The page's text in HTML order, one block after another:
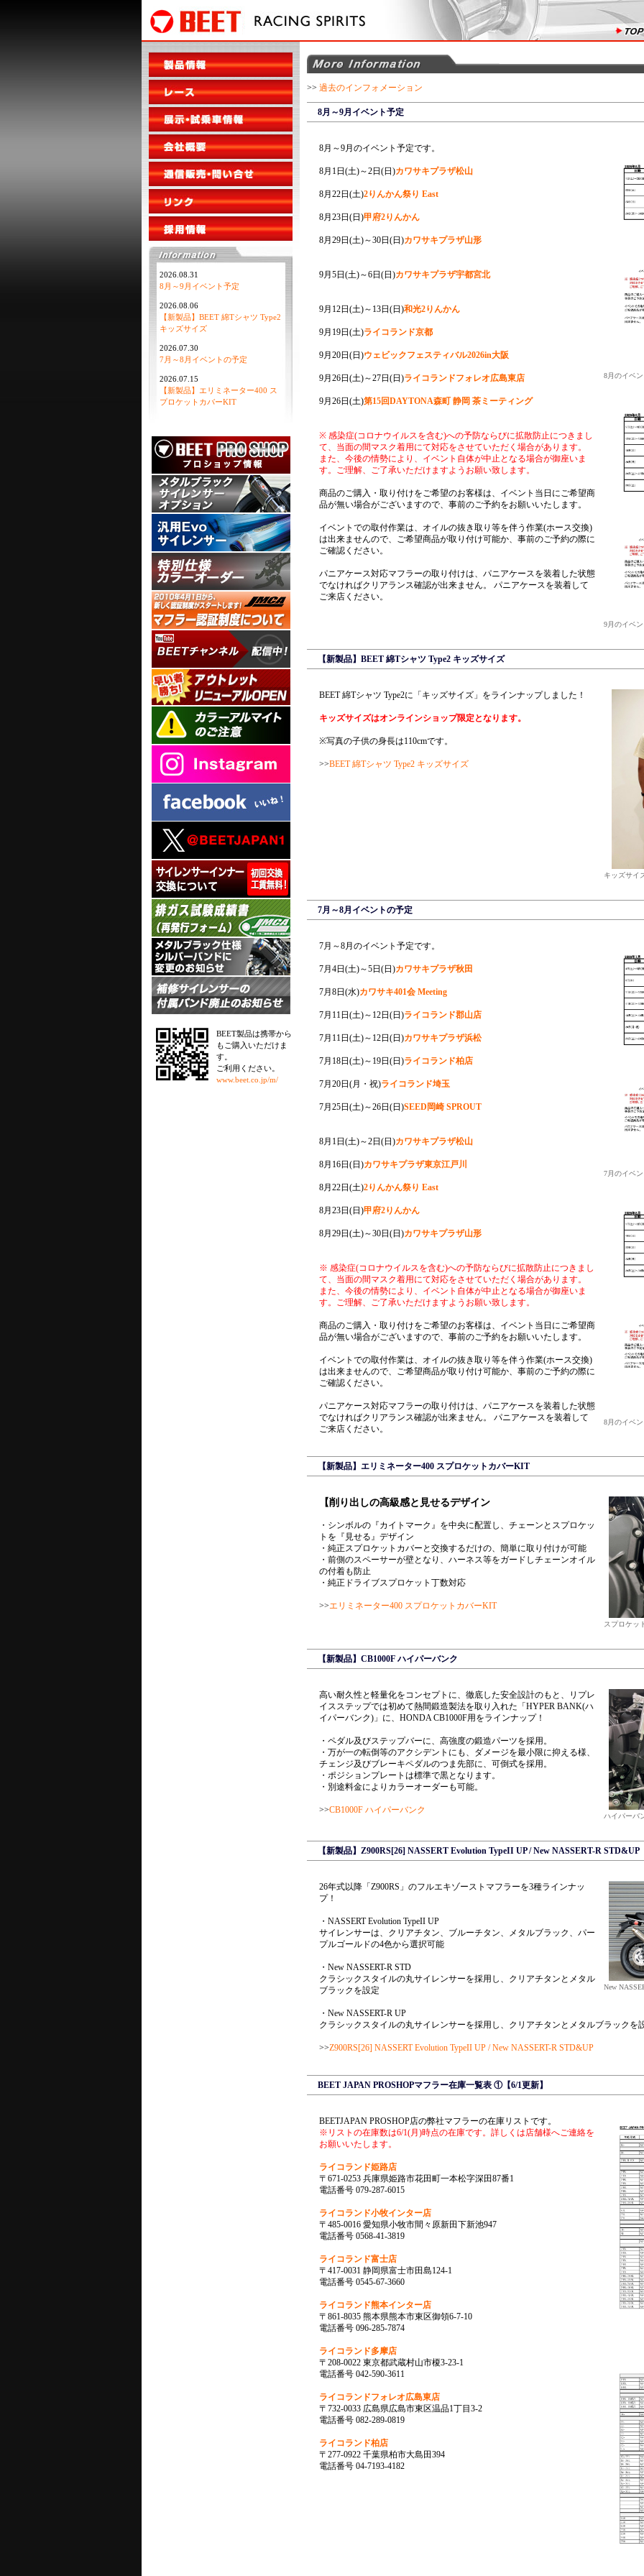
2026.08.31
8月～9月イベント予定
2026.08.06
【新製品】BEET 綿Tシャツ Type2
キッズサイズ
2026.07.30
7月～8月イベントの予定
2026.07.15
【新製品】エリミネーター400 ス
プロケットカバーKIT
BEET製品は携帯から
もご購入いただけま
す。
ご利用ください。
www.beet.co.jp/m/
>> 過去のインフォメーション
8月～9月イベント予定
8月のイベ
9月のイベ
8月～9月のイベント予定です。
8月1日(土)～2日(日)カワサキプラザ松山
8月22日(土)2りんかん祭り East
8月23日(日)甲府2りんかん
8月29日(土)～30日(日)カワサキプラザ山形
9月5日(土)～6日(日)カワサキプラザ宇都宮北
9月12日(土)～13日(日)和光2りんかん
9月19日(土)ライコランド京都
9月20日(日)ウェビックフェスティバル2026in大阪
9月26日(土)～27日(日)ライコランドフォレオ広島東店
9月26日(土)第15回DAYTONA森町 静岡 茶ミーティング
※ 感染症(コロナウイルスを含む)への予防ならびに拡散防止につきまし
て、当面の間マスク着用にて対応をさせていただく場合があります。
また、今後の情勢により、イベント自体が中止となる場合が御座いま
す。ご理解、ご了承いただけますようお願い致します。
商品のご購入・取り付けをご希望のお客様は、イベント当日にご希望商
品が無い場合がございますので、事前のご予約をお願いいたします。
イベントでの取付作業は、オイルの抜き取り等を伴う作業(ホース交換)
は出来ませんので、ご希望商品が取り付け可能か、事前のご予約の際に
ご確認ください。
パニアケース対応マフラーの取り付けは、パニアケースを装着した状態
でなければクリアランス確認が出来ません。 パニアケースを装着して
ご来店ください。
【新製品】BEET 綿Tシャツ Type2 キッズサイズ
キッズサイ
BEET 綿Tシャツ Type2に「キッズサイズ」をラインナップしました！
キッズサイズはオンラインショップ限定となります。
※写真の子供の身長は110cmです。
>>BEET 綿Tシャツ Type2 キッズサイズ
7月～8月イベントの予定
7月のイベ
8月のイベ
7月～8月のイベント予定です。
7月4日(土)～5日(日)カワサキプラザ秋田
7月8日(水)カワサキ401会 Meeting
7月11日(土)～12日(日)ライコランド郡山店
7月11日(土)～12日(日)カワサキプラザ浜松
7月18日(土)～19日(日)ライコランド柏店
7月20日(月・祝)ライコランド埼玉
7月25日(土)～26日(日)SEED岡崎 SPROUT
8月1日(土)～2日(日)カワサキプラザ松山
8月16日(日)カワサキプラザ東京江戸川
8月22日(土)2りんかん祭り East
8月23日(日)甲府2りんかん
8月29日(土)～30日(日)カワサキプラザ山形
※ 感染症(コロナウイルスを含む)への予防ならびに拡散防止につきまし
て、当面の間マスク着用にて対応をさせていただく場合があります。
また、今後の情勢により、イベント自体が中止となる場合が御座いま
す。ご理解、ご了承いただけますようお願い致します。
商品のご購入・取り付けをご希望のお客様は、イベント当日にご希望商
品が無い場合がございますので、事前のご予約をお願いいたします。
イベントでの取付作業は、オイルの抜き取り等を伴う作業(ホース交換)
は出来ませんので、ご希望商品が取り付け可能か、事前のご予約の際に
ご確認ください。
パニアケース対応マフラーの取り付けは、パニアケースを装着した状態
でなければクリアランス確認が出来ません。 パニアケースを装着して
ご来店ください。
【新製品】エリミネーター400 スプロケットカバーKIT
スプロケッ
【削り出しの高級感と見せるデザイン
・シンボルの『カイトマーク』を中央に配置し、チェーンとスプロケッ
トを『見せる』デザイン
・純正スプロケットカバーと交換するだけの、簡単に取り付けが可能
・前側のスペーサーが壁となり、ハーネス等をガードしチェーンオイル
の付着も防止
・純正ドライブスプロケット丁数対応
>>エリミネーター400 スプロケットカバーKIT
【新製品】CB1000F ハイパーバンク
ハイパーバ
高い耐久性と軽量化をコンセプトに、徹底した安全設計のもと、リプレ
イスステップでは初めて熱間鍛造製法を取り入れた「HYPER BANK(ハ
イパーバンク)」に、HONDA CB1000F用をラインナップ！
・ペダル及びステップバーに、高強度の鍛造パーツを採用。
・万が一の転倒等のアクシデントにも、ダメージを最小限に抑える様、
チェンジ及びブレーキペダルのつま先部に、可倒式を採用。
・ポジションプレートは標準で黒となります。
・別途料金によりカラーオーダーも可能。
>>CB1000F ハイパーバンク
【新製品】Z900RS[26] NASSERT Evolution TypeII UP / New NASSERT-R STD&UP
New
26年式以降「Z900RS」のフルエキゾーストマフラーを3種ラインナッ
プ！
・NASSERT Evolution TypeII UP
サイレンサーは、クリアチタン、ブルーチタン、メタルブラック、パー
プルゴールドの4色から選択可能
・New NASSERT-R STD
クラシックスタイルの丸サイレンサーを採用し、クリアチタンとメタル
ブラックを設定
・New NASSERT-R UP
クラシックスタイルの丸サイレンサーを採用し、クリアチタンとメタルブラックを
>>Z900RS[26] NASSERT Evolution TypeII UP / New NASSERT-R STD&UP
BEET JAPAN PROSHOPマフラー在庫一覧表 ①【6/1更新】
BEETJAPAN PROSHOP店の弊社マフラーの在庫リストです。
※リストの在庫数は6/1(月)時点の在庫です。詳しくは店舗様へご連絡を
お願いいたします。
ライコランド姫路店
〒671-0253 兵庫県姫路市花田町一本松字深田87番1
電話番号 079-287-6015
ライコランド小牧インター店
〒485-0016 愛知県小牧市間々原新田下新池947
電話番号 0568-41-3819
ライコランド富士店
〒417-0031 静岡県富士市田島124-1
電話番号 0545-67-3660
ライコランド熊本インター店
〒861-8035 熊本県熊本市東区御領6-7-10
電話番号 096-285-7874
ライコランド多摩店
〒208-0022 東京都武蔵村山市榎3-23-1
電話番号 042-590-3611
ライコランドフォレオ広島東店
〒732-0033 広島県広島市東区温品1丁目3-2
電話番号 082-289-0819
ライコランド柏店
〒277-0922 千葉県柏市大島田394
電話番号 04-7193-4182